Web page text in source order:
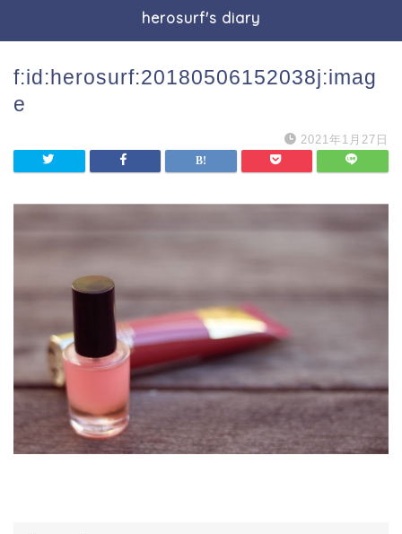
herosurf's diary
f:id:herosurf:20180506152038j:imag
e
2021年1月27日